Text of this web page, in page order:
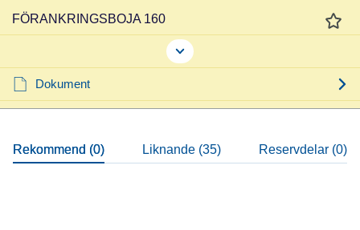
FÖRANKRINGSBOJA 160
Dokument
Rekommend (0) Liknande (35) Reservdelar (0)